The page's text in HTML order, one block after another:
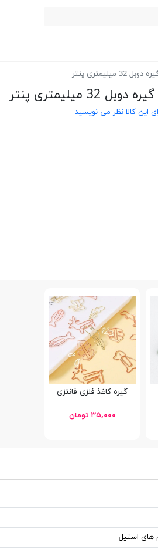
این کالا نظر می نویسید
گیره کاغذ فلزی فانتزی
۳۵,۰۰۰ تومان
های استیل